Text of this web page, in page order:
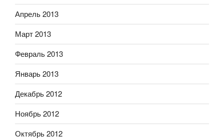
Апрель 2013
Март 2013
Февраль 2013
Январь 2013
Декабрь 2012
Ноябрь 2012
Октябрь 2012